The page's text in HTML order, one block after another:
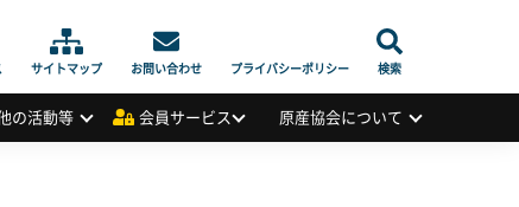
サイトマップ お問い合わせ プライバシーポリシー 検索
の活動等 会員サービス 原産協会について